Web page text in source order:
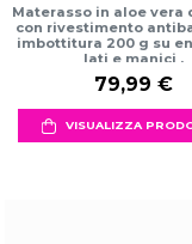
Materasso in aloe vera
con rivestimento
imbottitura 200 g su
lati e manici .
79,99 €
VISUALIZZA